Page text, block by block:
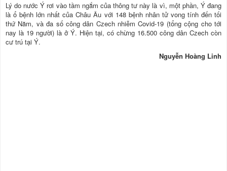
Lý do nước Ý rơi vào tầm ngắm của thông tư này là vì, một phần, Ý đang
là ổ bệnh lớn nhất của Châu Âu với 148 bệnh nhân tử vong tính đến tối
thứ Năm, và đa số công dân Czech nhiễm Covid-19 (tổng cộng cho tới
nay là 19 người) là ở Ý. Hiện tại, có chừng 16.500 công dân Czech còn
cư trú tại Ý.
Nguyễn Hoàng Linh